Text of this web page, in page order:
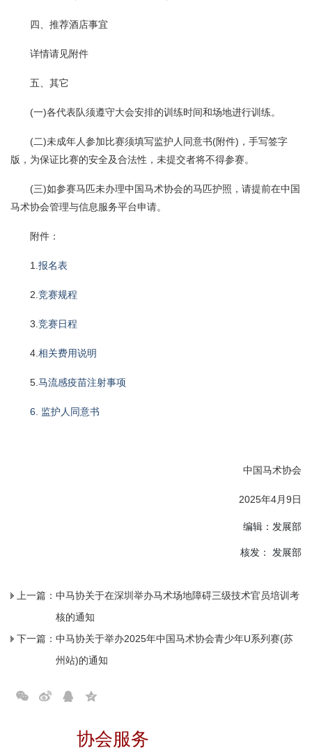
协会服务
四、推荐酒店事宜
详情请见附件
五、其它
(一)各代表队须遵守大会安排的训练时间和场地进行训练。
(二)未成年人参加比赛须填写监护人同意书(附件)，手写签字
版，为保证比赛的安全及合法性，未提交者将不得参赛。
(三)如参赛马匹未办理中国马术协会的马匹护照，请提前在中国
马术协会管理与信息服务平台申请。
附件：
1. 报名表
2. 竞赛规程
3. 竞赛日程
4. 相关费用说明
5. 马流感疫苗注射事项
6. 监护人同意书
中国马术协会
2025年4月9日
编辑：发展部
核发： 发展部
上一篇： 中马协关于在深圳举办马术场地障碍三级技术官员培训考
核的通知
下一篇： 中马协关于举办2025年中国马术协会青少年U系列赛(苏
州站)的通知